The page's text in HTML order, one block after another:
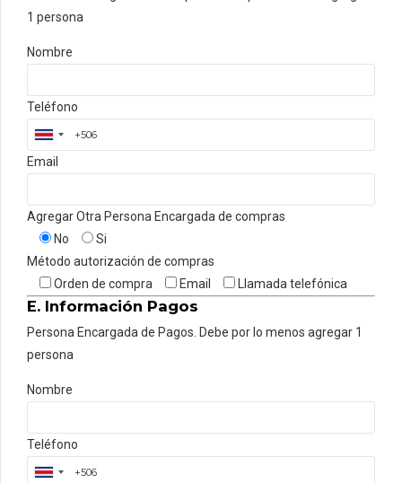
1 persona
Nombre
Teléfono
Email
Agregar Otra Persona Encargada de compras
No
Si
Método autorización de compras
Orden de compra
Email Llamada telefónica
E. Información Pagos
Persona Encargada de Pagos. Debe por lo menos agregar 1
persona
Nombre
Teléfono